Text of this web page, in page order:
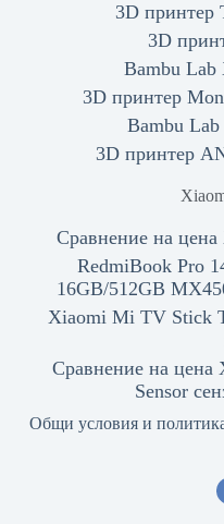
3D принтер
3D
Bambu Lab
3D принтер
Bambu
3D принтер
Сравнение на
RedmiBook Pro
16GB/512GB
Xiaomi Mi TV Stick
Сравнение на
Sensor
Общи условия и